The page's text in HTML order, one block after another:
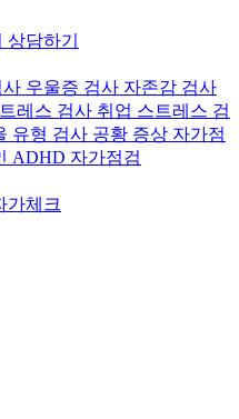
상담하기
사 우울증 검사 자존감 검사
레스 검사 취업 스트레스 검
유형 검사 공황 증상 자가점
ADHD 자가점검
가체크